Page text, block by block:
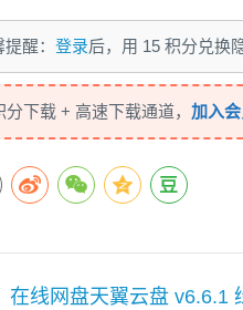
醒： 登录后，用 15 积分兑换
分下载 + 高速下载通道， 加入
在线网盘天翼云盘 v6.6.1